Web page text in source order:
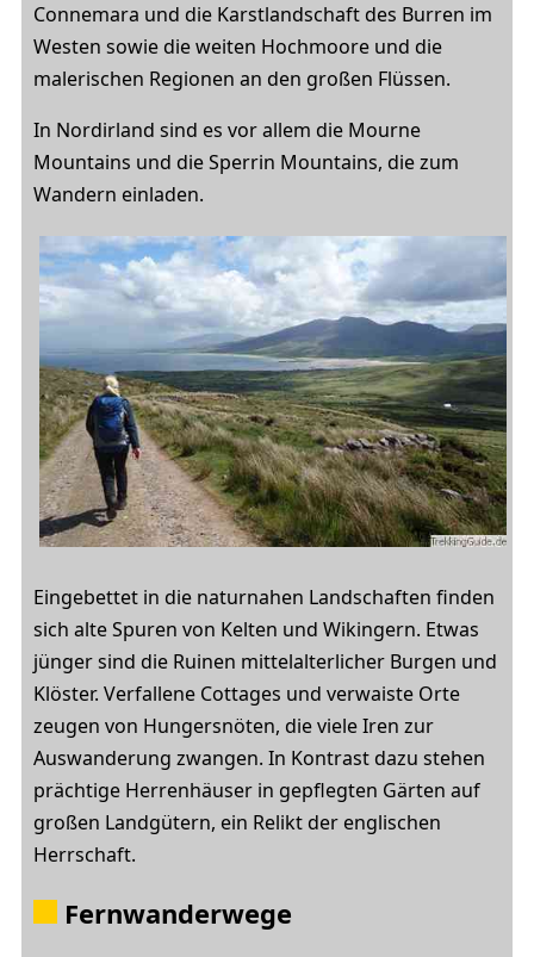
Connemara und die Karstlandschaft des Burren im
Westen sowie die weiten Hochmoore und die
malerischen Regionen an den großen Flüssen.
In Nordirland sind es vor allem die Mourne
Mountains und die Sperrin Mountains, die zum
Wandern einladen.
Eingebettet in die naturnahen Landschaften finden
sich alte Spuren von Kelten und Wikingern. Etwas
jünger sind die Ruinen mittelalterlicher Burgen und
Klöster. Verfallene Cottages und verwaiste Orte
zeugen von Hungersnöten, die viele Iren zur
Auswanderung zwangen. In Kontrast dazu stehen
prächtige Herrenhäuser in gepflegten Gärten auf
großen Landgütern, ein Relikt der englischen
Herrschaft.
Fernwanderwege